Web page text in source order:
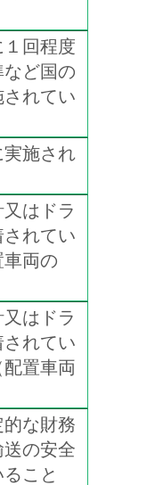
回程度
ど国の
れてい
施され
はドラ
れてい
両の
はドラ
れてい
車両
な財務
送の安全
こと